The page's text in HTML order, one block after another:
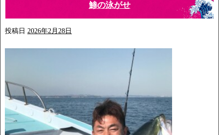
鯵の泳がせ
投稿日 2026年2月28日